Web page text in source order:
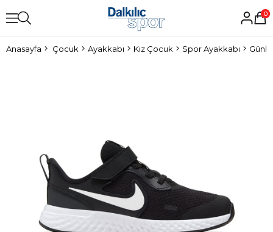
0
Anasayfa Çocuk Ayakkabı Kız Çocuk Spor Ayakkabı